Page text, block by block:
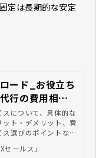
定は長期的な安定
ード_お役立ち
行の費用相
スについて、具体的な
ト・デメリット、費
ス選びのポイントなど
セールス」